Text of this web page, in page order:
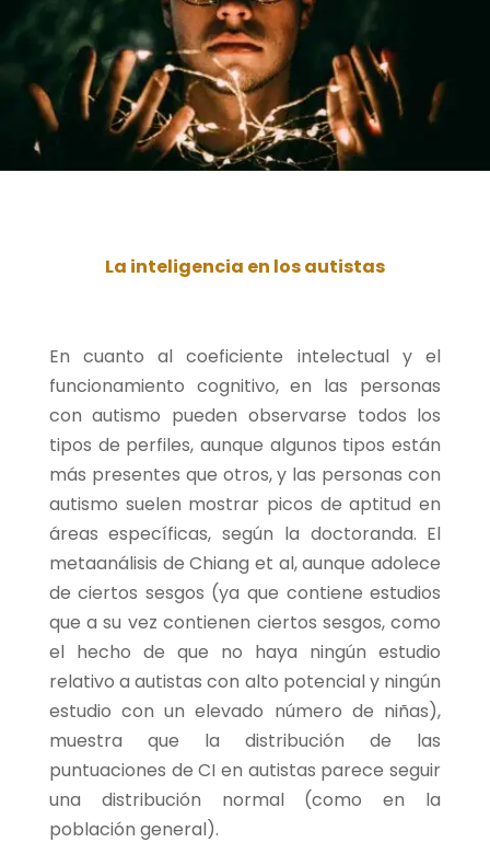
La inteligencia en los autistas
En cuanto al coeficiente intelectual y el
funcionamiento cognitivo, en las personas
con autismo pueden observarse todos los
tipos de perfiles, aunque algunos tipos están
más presentes que otros, y las personas con
autismo suelen mostrar picos de aptitud en
áreas específicas, según la doctoranda. El
metaanálisis de Chiang et al, aunque adolece
de ciertos sesgos (ya que contiene estudios
que a su vez contienen ciertos sesgos, como
el hecho de que no haya ningún estudio
relativo a autistas con alto potencial y ningún
estudio con un elevado número de niñas),
muestra que la distribución de las
puntuaciones de CI en autistas parece seguir
una distribución normal (como en la
población general).